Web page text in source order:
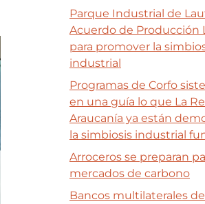
Parque Industrial de
Acuerdo de Producción
para promover la
industrial
Programas de Corfo
en una guía lo que La
Araucanía ya están
la simbiosis industrial
Arroceros se preparan
mercados de carbono
Bancos multilaterales